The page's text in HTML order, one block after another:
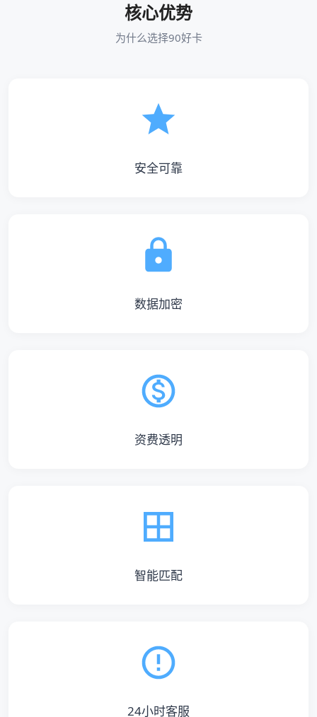
核心优势
为什么选择90好卡
安全可靠
数据加密
资费透明
智能匹配
24小时客服